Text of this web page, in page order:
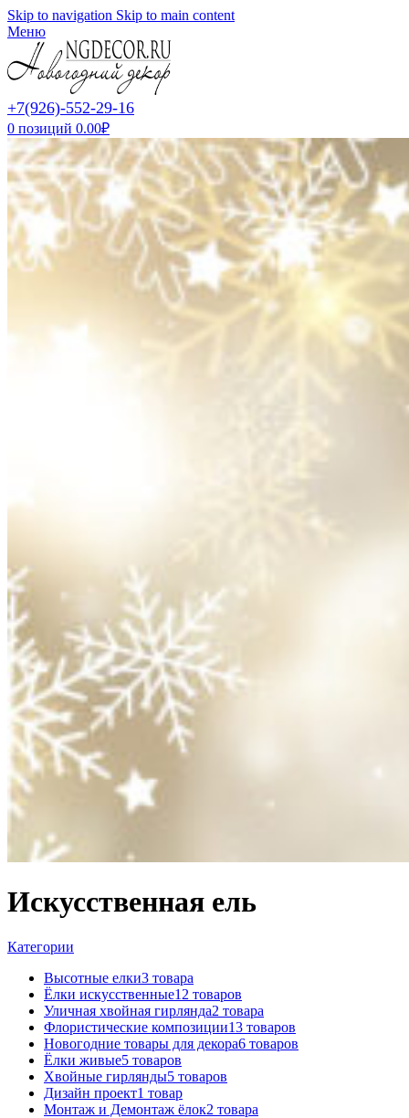
Skip to navigation Skip to main content
Меню
+7(926)-552-29-16
0 позиций 0.00₽
Искусственная ель
Категории
Высотные елки3 товара
Ёлки искусственные12 товаров
Уличная хвойная гирлянда2 товара
Флористические композиции13 товаров
Новогодние товары для декора6 товаров
Ёлки живые5 товаров
Хвойные гирлянды5 товаров
Дизайн проект1 товар
Монтаж и Демонтаж ёлок2 товара